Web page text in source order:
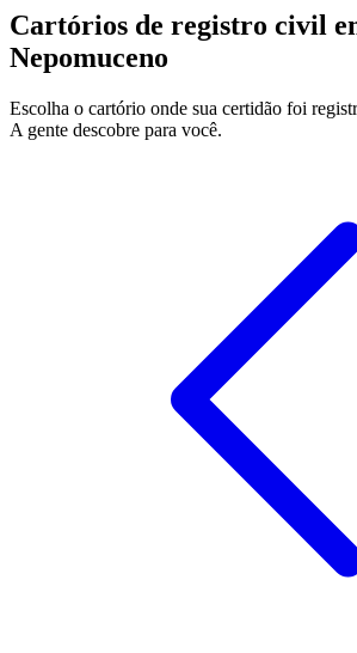
Cartórios de registro civil
Nepomuceno
Escolha o cartório onde sua certidão foi
A gente descobre para você.